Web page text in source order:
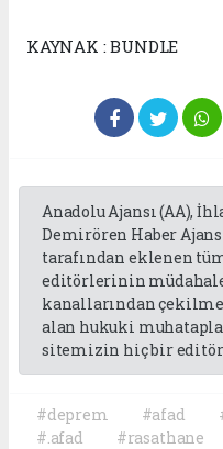
KAYNAK : BUNDLE
Anadolu Ajansı (AA),
Demirören Haber
tarafından eklenen
editörlerinin
kanallarından
alan hukuki
sitemizin hiç bir
#deprem #afad
#.afad
#rasathane